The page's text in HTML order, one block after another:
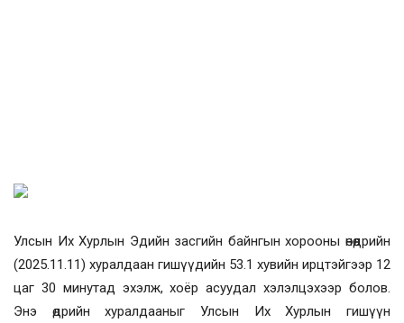
Улсын Их Хурлын Эдийн засгийн байнгын хорооны өнөөдрийн
(2025.11.11) хуралдаан гишүүдийн 53.1 хувийн ирцтэйгээр 12
цаг 30 минутад эхэлж, хоёр асуудал хэлэлцэхээр болов.
Энэ өдрийн хуралдааныг Улсын Их Хурлын гишүүн